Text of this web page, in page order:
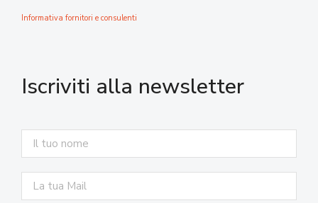
Informativa fornitori e consulenti
Iscriviti alla newsletter